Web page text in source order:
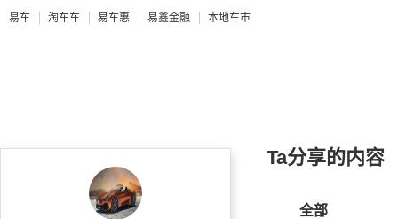
易车 淘车车 易车惠 易鑫金融 本地车市
Ta分享的内容
全部